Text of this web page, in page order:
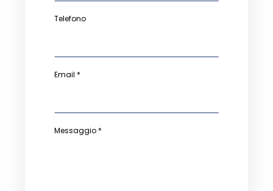
Telefono
Email *
Messaggio *